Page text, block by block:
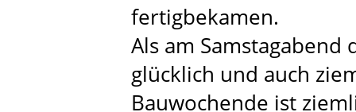
fertigbekamen.
Als am Samstagabend
glücklich und auch
Bauwochende ist